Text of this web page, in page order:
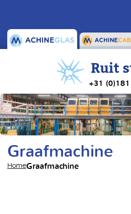
ACHINEGLAS ACHINE
Ruit
+31
Graafmachine
HomeGraafmachine